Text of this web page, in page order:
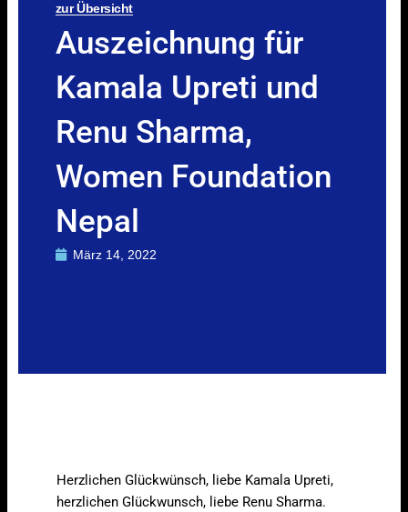
zur Übersicht
Auszeichnung für
Kamala Upreti und
Renu Sharma,
Women Foundation
Nepal
März 14, 2022
Herzlichen Glückwünsch, liebe Kamala Upreti,
herzlichen Glückwunsch, liebe Renu Sharma.